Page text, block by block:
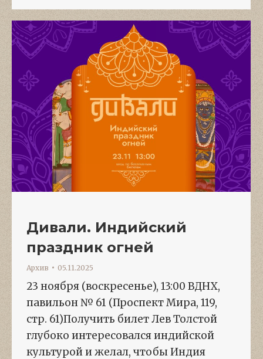
Дивали. Индийский
праздник огней
Архив 05.11.2025
23 ноября (воскресенье), 13:00 ВДНХ,
павильон № 61 (Проспект Мира, 119,
стр. 61)Получить билет Лев Толстой
глубоко интересовался индийской
культурой и желал, чтобы Индия